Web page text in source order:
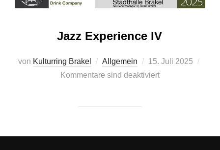
Jazz Experience IV
von Kulturring Brakel Allgemein
Veröffentlicht
am
15. Juli 2025
Kommentare sind deaktiviert